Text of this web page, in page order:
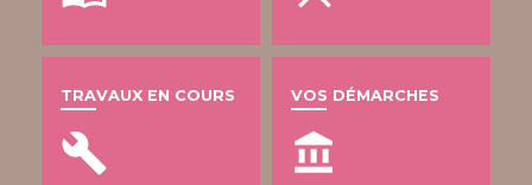
TRAVAUX EN COURS
build
VOS DÉMARCHES
account_balance